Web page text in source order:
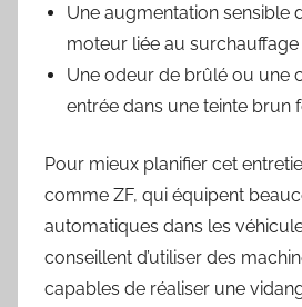
Une augmentation sensible
moteur liée au surchauffage
Une odeur de brûlé ou une
entrée dans une teinte brun
Pour mieux planifier cet
comme ZF, qui équipent
automatiques dans les
conseillent d’utiliser des
capables de réaliser une